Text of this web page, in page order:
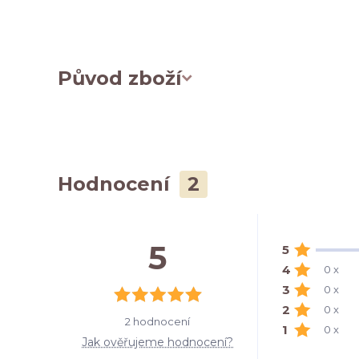
Původ zboží
Hodnocení 2
5
2 hodnocení
Jak ověřujeme hodnocení?
5
4 0 x
3 0 x
2 0 x
1 0 x